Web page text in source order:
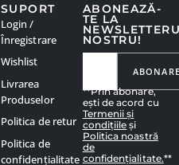
ABONEAZĂ-
TE LA
NOSTRU!
**Prin abonare,
ești de acord cu
Termenii și
condițiile și
Politica noastră
de
confidențialitate.**
SUPORT
Login /
Înregistrare
Wishlist
Livrarea
Produselor
Politica de retur
Politica de
confidențialitate